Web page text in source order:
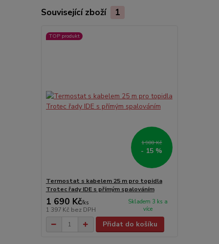
Související zboží 1
TOP produkt
1 988 Kč
- 15 %
Termostat s kabelem 25 m pro topidla
Trotec řady IDE s přímým spalováním
1 690 Kč/ks
1 397 Kč bez DPH
Skladem 3 ks a
více
Přidat do košíku